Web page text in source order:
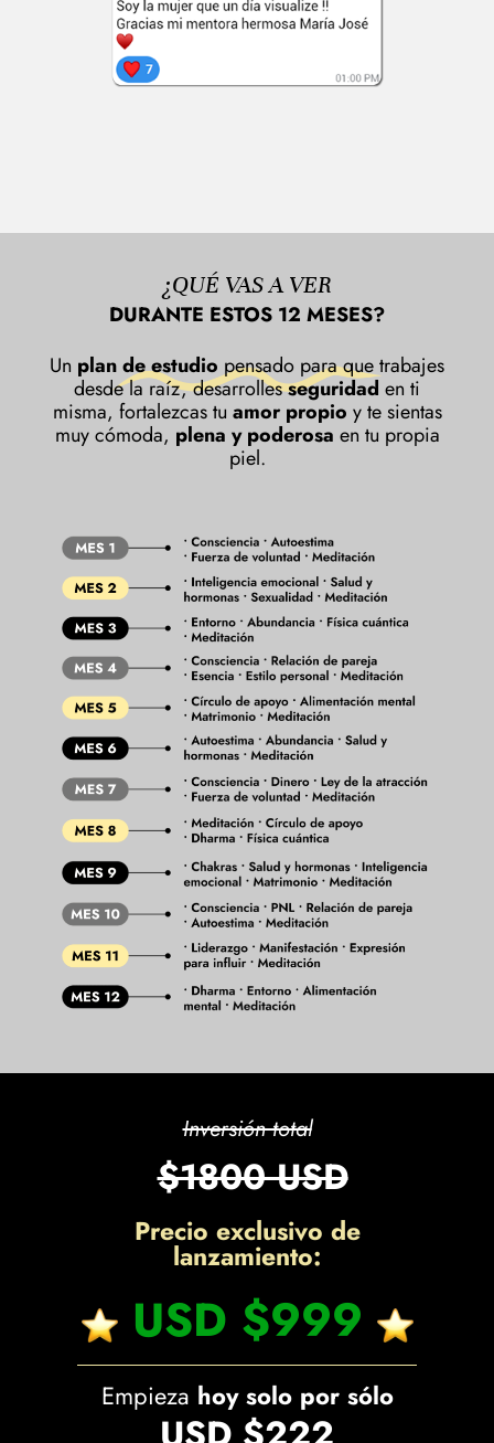
¿QUÉ VAS A VER
DURANTE ESTOS 12 MESES?
Un plan de estudio pensado para que trabajes
desde la raíz, desarrollesseguridad en ti
misma, fortalezcas tu amor propio y te sientas
muy cómoda, plena y poderosa en tu propia
piel.
Inversión total
$1800 USD
Precio exclusivo de
lanzamiento:
USD $999
Empieza hoy solo por sólo